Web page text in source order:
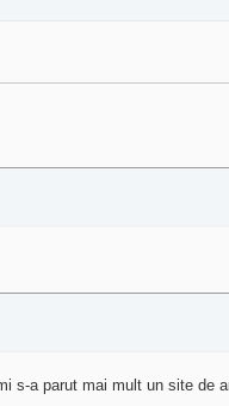
s-a parut mai mult un site de